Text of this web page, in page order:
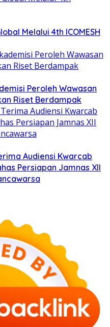
Melalui 4th ICOMESH
Peroleh Wawasan
Riset Berdampak
Audiensi Kwarcab
Persiapan Jamnas XII